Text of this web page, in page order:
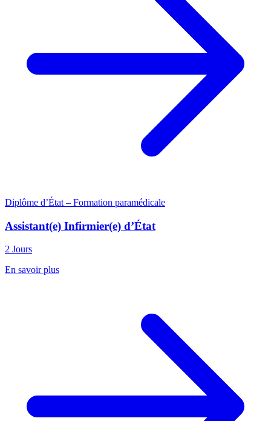
Diplôme d’État – Formation paramédicale
Assistant(e) Infirmier(e) d’État
2 Jours
En savoir plus